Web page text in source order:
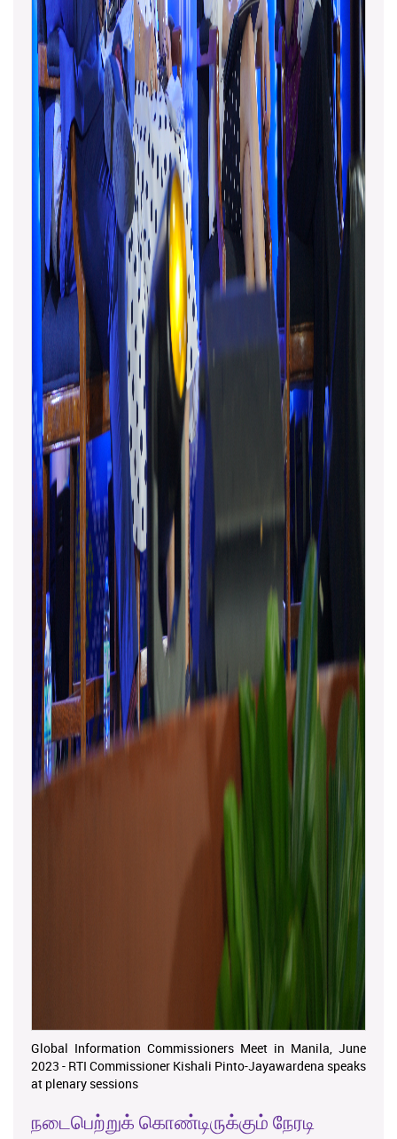
Global Information Commissioners Meet in Manila, June
2023 - RTI Commissioner Kishali Pinto-Jayawardena speaks
at plenary sessions
நடைபெற்றுக் கொண்டிருக்கும் நேரடி